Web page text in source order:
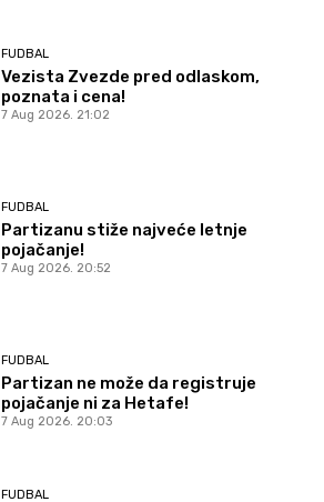
FUDBAL
Vezista Zvezde pred odlaskom,
poznata i cena!
7 Aug 2026. 21:02
FUDBAL
Partizanu stiže najveće letnje
pojačanje!
7 Aug 2026. 20:52
FUDBAL
Partizan ne može da registruje
pojačanje ni za Hetafe!
7 Aug 2026. 20:03
FUDBAL